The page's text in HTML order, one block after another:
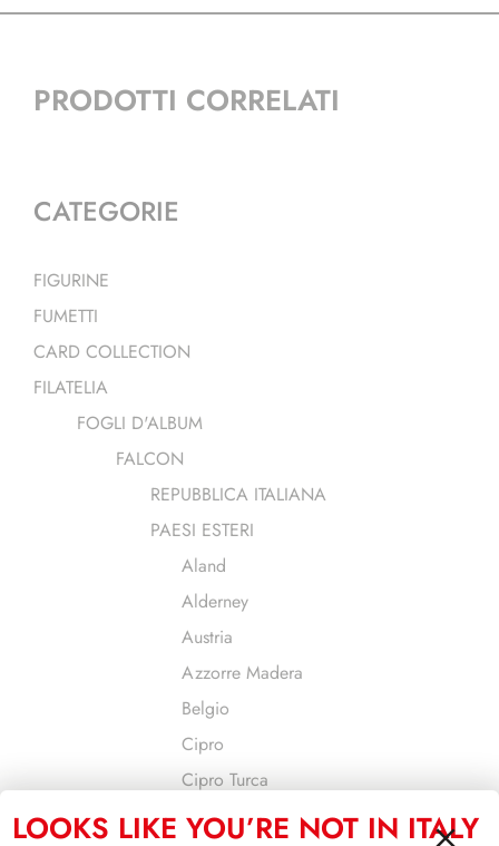
PRODOTTI CORRELATI
CATEGORIE
FIGURINE
FUMETTI
CARD COLLECTION
FILATELIA
FOGLI D'ALBUM
FALCON
REPUBBLICA ITALIANA
PAESI ESTERI
Aland
Alderney
Austria
Azzorre Madera
Belgio
Cipro
Cipro Turca
Croazia
LOOKS LIKE YOU’RE NOT IN ITALY